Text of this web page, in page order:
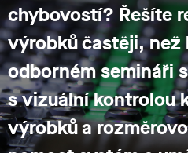
chybovostí? Řešíte
výrobků častěji, než
odborném semináři
s vizuální kontrolou
výrobků a